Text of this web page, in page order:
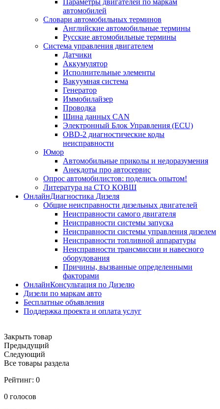
Параметры двигателей по маркам
автомобилей
Словари автомобильных терминов
Английские автомобильные термины
Русские автомобильные термины
Система управления двигателем
Датчики
Аккумулятор
Исполнительные элементы
Вакуумная система
Генератор
Иммобилайзер
Проводка
Шина данных CAN
Электронный Блок Управления (ECU)
OBD-2 диагностические коды
неисправности
Юмор
Автомобильные приколы и недоразумения
Анекдоты про автосервис
Опрос автомобилистов: поделись опытом!
Литература на СТО КОВШ
ОнлайнДиагностика Дизеля
Общие неисправности дизельных двигателей
Неисправности самого двигателя
Неисправности системы запуска
Неисправности системы управления дизелем
Неисправности топливной аппаратуры
Неисправности трансмиссии и навесного
оборудования
Причины, вызванные определенными
факторами
ОнлайнКонсультация по Дизелю
Дизели по маркам авто
Бесплатные объявления
Поддержка проекта и оплата услуг
Закрыть товар
Предыдущий
Следующий
Все товары раздела
Рейтинг: 0
0 голосов